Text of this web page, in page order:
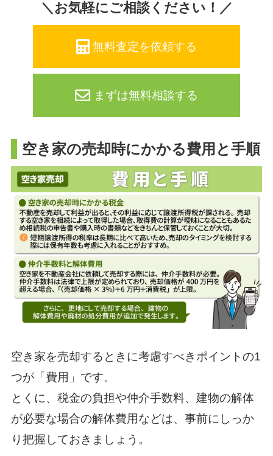
＼お気軽にご相談ください！／
無料査定を依頼する
まずは無料相談する
空き家の売却時にかかる費用と手順
空き家を売却するときに考慮すべきポイントの1
つが「費用」です。
とくに、税金の負担や仲介手数料、建物の解体
が必要な場合の解体費用などは、事前にしっか
り把握しておきましょう。